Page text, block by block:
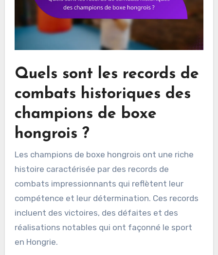
Quels sont les records de
combats historiques des
champions de boxe
hongrois ?
Les champions de boxe hongrois ont une riche
histoire caractérisée par des records de
combats impressionnants qui reflètent leur
compétence et leur détermination. Ces records
incluent des victoires, des défaites et des
réalisations notables qui ont façonné le sport
en Hongrie.